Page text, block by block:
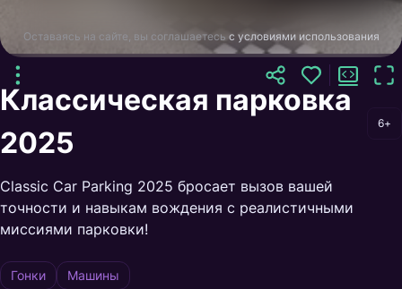
Оставаясь на сайте, вы соглашаетесь с условиями использования
Классическая парковка
2025
6+
Classic Car Parking 2025 бросает вызов вашей
точности и навыкам вождения с реалистичными
миссиями парковки!
Гонки Машины